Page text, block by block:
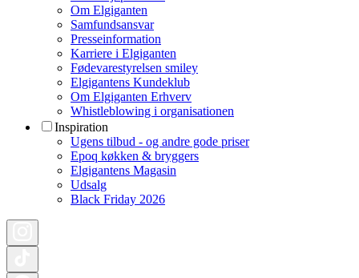
Om Elgiganten
Samfundsansvar
Presseinformation
Karriere i Elgiganten
Fødevarestyrelsen smiley
Elgigantens Kundeklub
Om Elgiganten Erhverv
Whistleblowing i organisationen
Inspiration
Ugens tilbud - og andre gode priser
Epoq køkken & bryggers
Elgigantens Magasin
Udsalg
Black Friday 2026